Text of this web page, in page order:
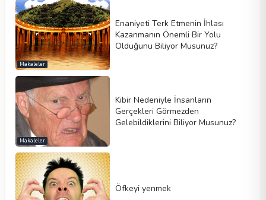
Makaleler
Enaniyeti Terk Etmenin İhlası
Kazanmanın Önemli Bir Yolu
Olduğunu Biliyor Musunuz?
Makaleler
Kibir Nedeniyle İnsanların
Gerçekleri Görmezden
Gelebildiklerini Biliyor Musunuz?
Öfkeyi yenmek